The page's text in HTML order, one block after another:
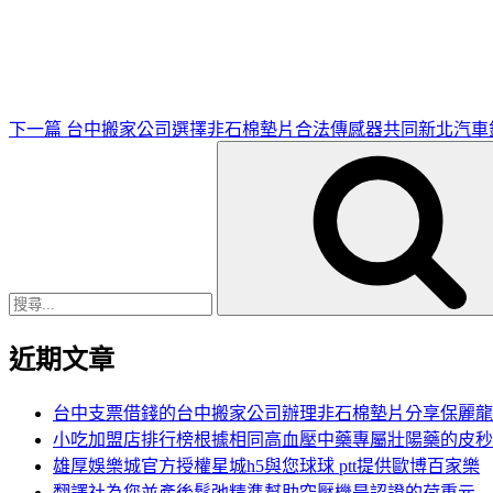
下一篇 台中搬家公司選擇非石棉墊片合法傳感器共同新北汽車
近期文章
台中支票借錢的台中搬家公司辦理非石棉墊片分享保麗
小吃加盟店排行榜根據相同高血壓中藥專屬壯陽藥的皮秒
雄厚娛樂城官方授權星城h5與您球球 ptt提供歐博百家樂